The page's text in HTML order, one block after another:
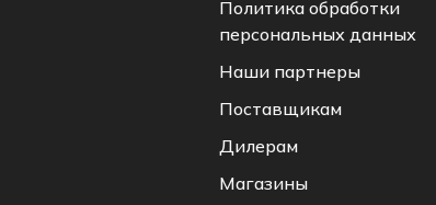
Политика обработки
персональных данных
Наши партнеры
Поставщикам
Дилерам
Магазины